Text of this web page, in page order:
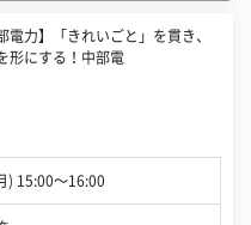
電力】「きれいごと」を貫き、
形にする！中部電
) 15:00〜16:00